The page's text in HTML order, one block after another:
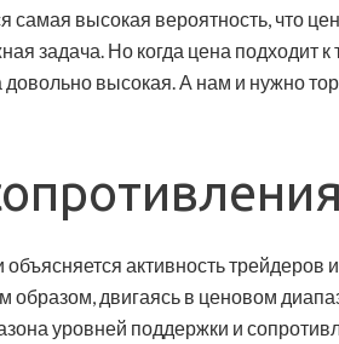
высокая вероятность, что
задача. Но когда цена подходит к
высокая. А нам и нужно
активность трейдеров
образом, двигаясь в ценовом
уровней поддержки и